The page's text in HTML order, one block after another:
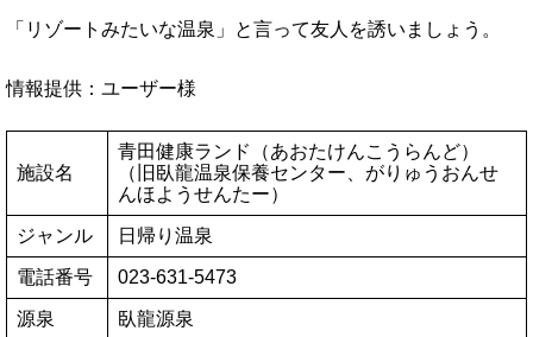
「リゾートみたいな温泉」と言って友人を誘いましょう。
情報提供：ユーザー様
施設名
青田健康ランド（あおたけんこうらんど）
（旧臥龍温泉保養センター、がりゅうおんせ
んほようせんたー）
ジャンル 日帰り温泉
電話番号 023-631-5473
源泉 臥龍源泉